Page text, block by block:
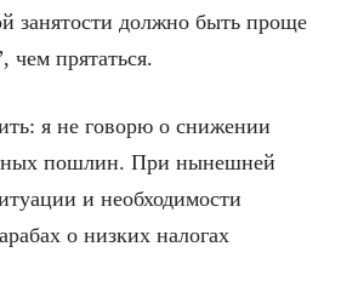
занятости должно быть проще
чем прятаться.
я не говорю о снижении
пошлин. При нынешней
и необходимости
о низких налогах